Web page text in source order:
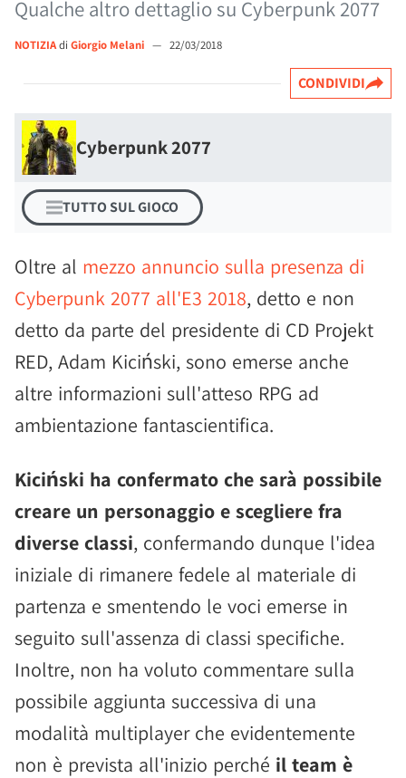
Qualche altro dettaglio su Cyberpunk 2077
NOTIZIAdi Giorgio Melani — 22/03/2018
CONDIVIDI
Cyberpunk 2077
TUTTO SUL GIOCO
Oltre al mezzo annuncio sulla presenza di
Cyberpunk 2077 all'E3 2018, detto e non
detto da parte del presidente di CD Projekt
RED, Adam Kiciński, sono emerse anche
altre informazioni sull'atteso RPG ad
ambientazione fantascientifica.
Kiciński ha confermato che sarà possibile
creare un personaggio e scegliere fra
diverse classi, confermando dunque l'idea
iniziale di rimanere fedele al materiale di
partenza e smentendo le voci emerse in
seguito sull'assenza di classi specifiche.
Inoltre, non ha voluto commentare sulla
possibile aggiunta successiva di una
modalità multiplayer che evidentemente
non è prevista all'inizio perché il team è